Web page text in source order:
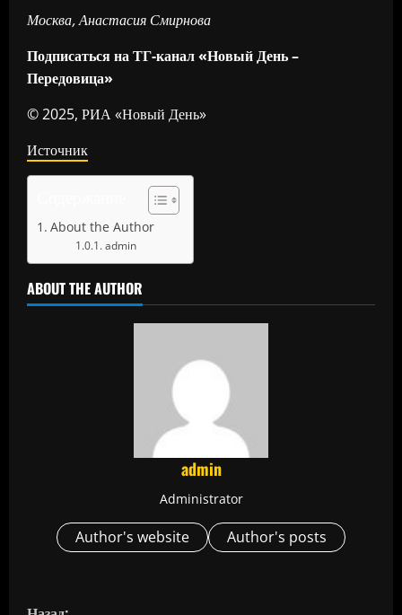
Москва, Анастасия Смирнова
Подписаться на ТГ-канал «Новый День –
Передовица»
© 2025, РИА «Новый День»
Источник
About the Author
admin
ABOUT THE AUTHOR
admin
Administrator
Author's website Author's posts
П